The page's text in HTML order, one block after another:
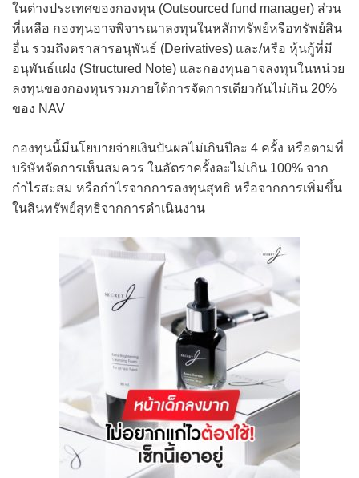
ในต่างประเทศของกองทุน (Outsourced fund manager) ส่วน
ที่เหลือ กองทุนอาจพิจารณาลงทุนในหลักทรัพย์หรือทรัพย์สิน
อื่น รวมถึงตราสารอนุพันธ์ (Derivatives) และ/หรือ หุ้นกู้ที่มี
อนุพันธ์แฝง (Structured Note) และกองทุนอาจลงทุนในหน่วย
ลงทุนของกองทุนรวมภายใต้การจัดการเดียวกันไม่เกิน 20%
ของ NAV
กองทุนนี้มีนโยบายจ่ายเงินปันผลไม่เกินปีละ 4 ครั้ง หรือตามที่
บริษัทจัดการเห็นสมควร ในอัตราครั้งละไม่เกิน 100% จาก
กำไรสะสม หรือกำไรจากการลงทุนสุทธิ หรือจากการเพิ่มขึ้น
ในสินทรัพย์สุทธิจากการดำเนินงาน